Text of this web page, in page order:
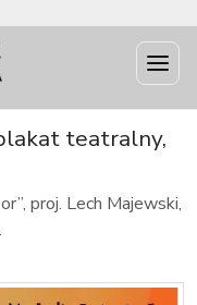
teatralny,
proj. Lech Majewski,